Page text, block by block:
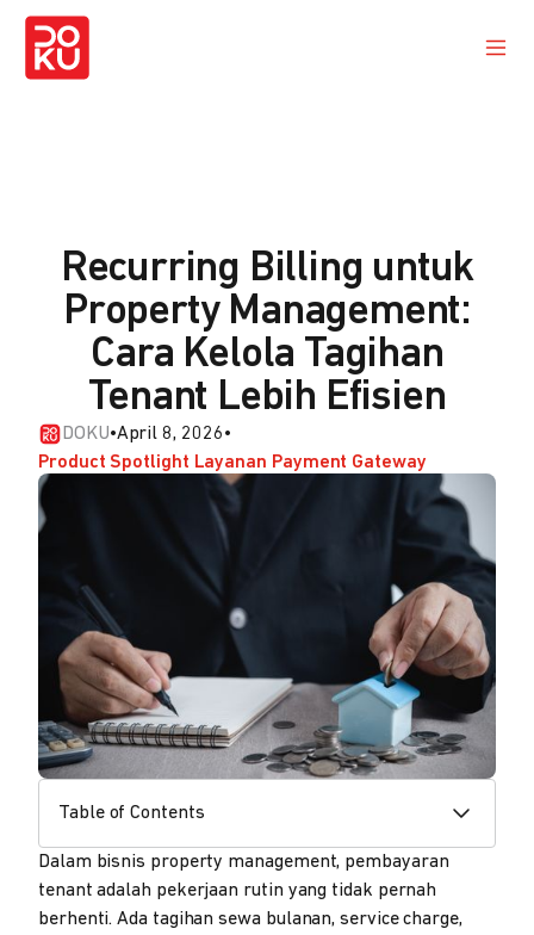
Recurring Billing untuk
Property Management:
Cara Kelola Tagihan
Tenant Lebih Efisien
DOKU•April 8, 2026•
Product Spotlight Layanan Payment Gateway
Table of Contents
Dalam bisnis property management, pembayaran
tenant adalah pekerjaan rutin yang tidak pernah
berhenti. Ada tagihan sewa bulanan, service charge,